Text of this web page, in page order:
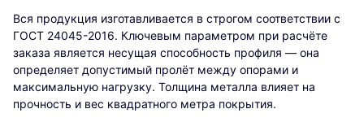
Вся продукция изготавливается в строгом соответствии с
ГОСТ 24045-2016. Ключевым параметром при расчёте
заказа является несущая способность профиля — она
определяет допустимый пролёт между опорами и
максимальную нагрузку. Толщина металла влияет на
прочность и вес квадратного метра покрытия.